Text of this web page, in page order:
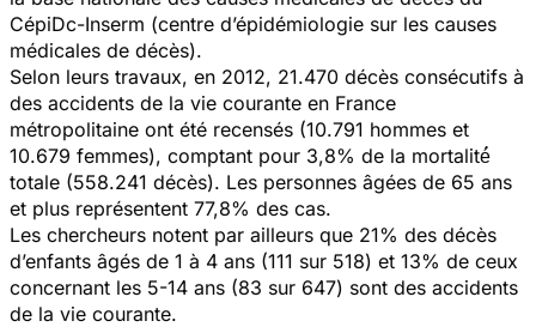
CépiDc-Inserm (centre d’épidémiologie sur les causes
médicales de décès).
Selon leurs travaux, en 2012, 21.470 décès consécutifs à
des accidents de la vie courante en France
métropolitaine ont été recensés (10.791 hommes et
10.679 femmes), comptant pour 3,8% de la mortalité́
totale (558.241 décès). Les personnes âgées de 65 ans
et plus représentent 77,8% des cas.
Les chercheurs notent par ailleurs que 21% des décès
d’enfants âgés de 1 à 4 ans (111 sur 518) et 13% de ceux
concernant les 5-14 ans (83 sur 647) sont des accidents
de la vie courante.